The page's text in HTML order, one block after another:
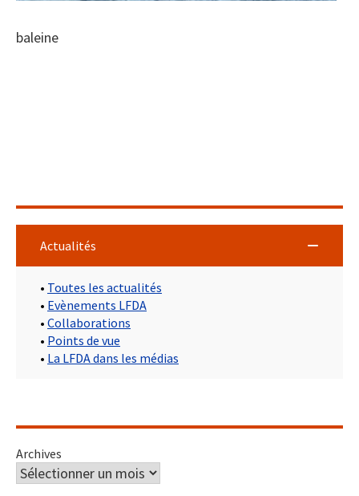
baleine
Actualités
• Toutes les actualités
• Evènements LFDA
• Collaborations
• Points de vue
• La LFDA dans les médias
Archives